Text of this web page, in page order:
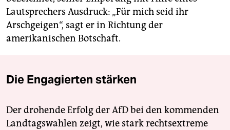
Lautsprechers Ausdruck: „Für mich seid ihr
Arschgeigen“, sagt er in Richtung der
amerikanischen Botschaft.
Die Engagierten stärken
Der drohende Erfolg der AfD bei den kommenden
Landtagswahlen zeigt, wie stark rechtsextreme